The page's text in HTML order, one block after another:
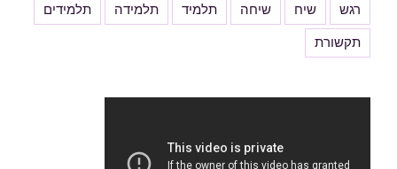
רגש שיח שיחה תלמיד תלמידה תלמידים
תקשורת